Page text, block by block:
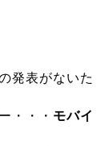
発表がないた
・・・ モバイ